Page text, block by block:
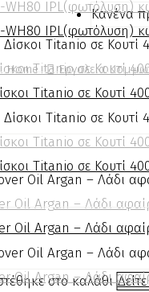
Titanio σε Κουτί
Titanio σε Κουτί
Oil Argan – Λάδι
Oil Argan – Λάδι
στο καλάθι
WH80 IPL(φωτόλυση)
WH80 IPL(φωτόλυση)
Titanio σε Κουτί
Titanio σε Κουτί
Oil Argan – Λάδι
Κανένα
Home Εργαλεία